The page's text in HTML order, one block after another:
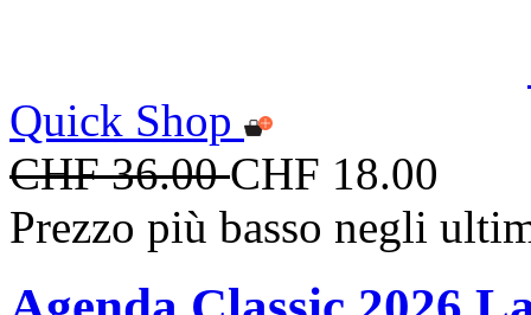
Quick Shop
CHF 36.00CHF 18.00
Prezzo più basso negli